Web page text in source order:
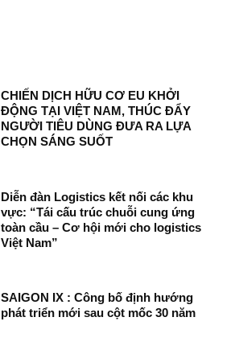
CHIẾN DỊCH HỮU CƠ EU KHỞI
ĐỘNG TẠI VIỆT NAM, THÚC ĐẨY
NGƯỜI TIÊU DÙNG ĐƯA RA LỰA
CHỌN SÁNG SUỐT
Diễn đàn Logistics kết nối các khu
vực: “Tái cấu trúc chuỗi cung ứng
toàn cầu – Cơ hội mới cho logistics
Việt Nam”
SAIGON IX : Công bố định hướng
phát triển mới sau cột mốc 30 năm